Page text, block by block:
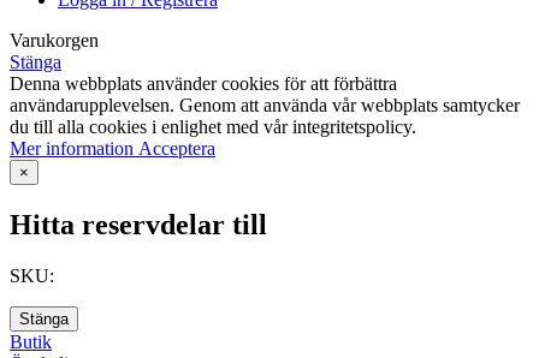
Varukorgen
Stänga
Denna webbplats använder cookies för att förbättra
användarupplevelsen. Genom att använda vår webbplats samtycker
du till alla cookies i enlighet med vår integritetspolicy.
Mer information Mer
Acceptera
×
Hitta reservdelar till
SKU:
Stänga
Butik